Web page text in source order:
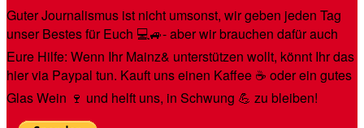
Guter Journalismus ist nicht umsonst, wir geben jeden Tag
unser Bestes für Euch 💻🚙- aber wir brauchen dafür auch
Eure Hilfe: Wenn Ihr Mainz& unterstützen wollt, könnt Ihr das
hier via Paypal tun. Kauft uns einen Kaffee ☕️ oder ein gutes
Glas Wein 🍷 und helft uns, in Schwung 💪 zu bleiben!